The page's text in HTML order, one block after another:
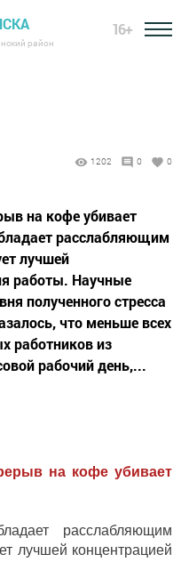
район
16+
1202 0 0
на кофе убивает
расслабляющим
лучшей
работы. Научные
полученного стресса
что меньше всех
работников из
рабочий день,...
на кофе убивает
расслабляющим
лучшей концентрацией